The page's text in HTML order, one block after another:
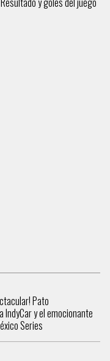
Pato
IndyCar y el emocionante
Series